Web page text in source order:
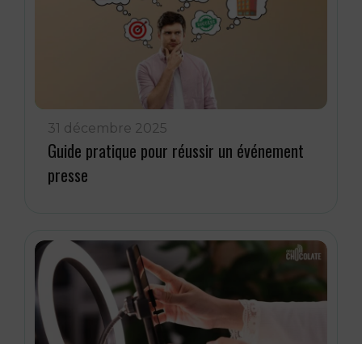
31 décembre 2025
Guide pratique pour réussir un événement
presse